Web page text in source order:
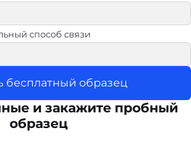
способ связи
бесплатный образец
и закажите пробный
образец